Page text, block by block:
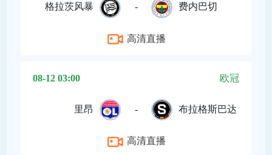
格拉茨风暴 - 费内巴切
高清直播
08-12 03:00 欧冠
里昂 - 布拉格斯巴达
高清直播